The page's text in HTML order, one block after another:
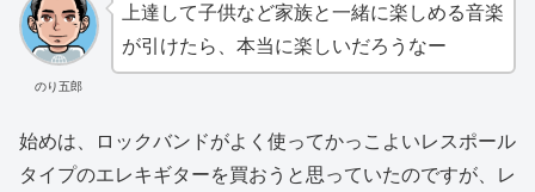
のり五郎
上達して子供など家族と一緒に楽しめる音楽
が引けたら、本当に楽しいだろうなー
始めは、ロックバンドがよく使ってかっこよいレスポール
タイプのエレキギターを買おうと思っていたのですが、レ